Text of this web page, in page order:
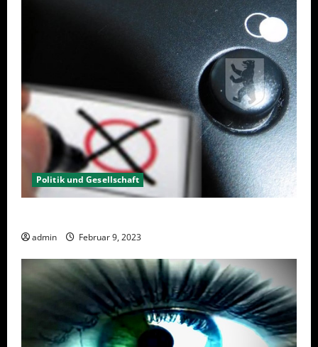
Politik und Gesellschaft
admin Februar 9, 2023